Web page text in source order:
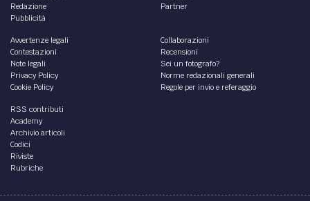
Redazione
Pubblicità
Partner
Avvertenze legali
Contestazioni
Note legali
Privacy Policy
Cookie Policy
Collaborazioni
Recensioni
Sei un fotografo?
Norme redazionali generali
Regole per invio e referaggio
RSS contributi
Academy
Archivio articoli
Codici
Riviste
Rubriche